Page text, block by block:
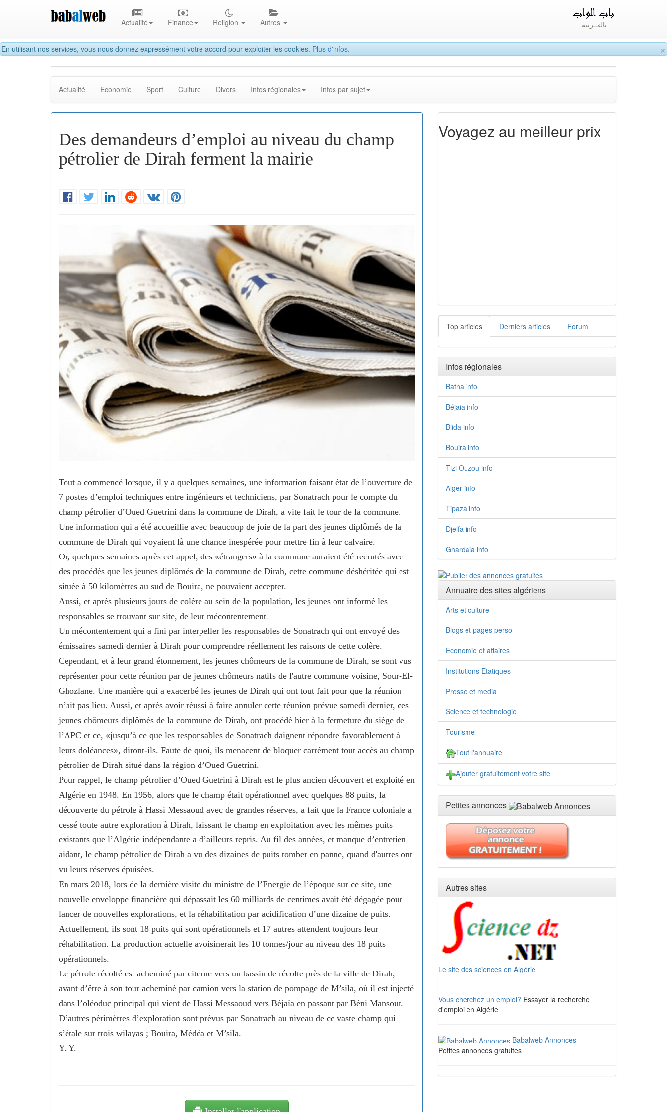
×
En utilisant nos services, vous nous donnez expressément votre accord pour exploiter les cookies. Plus d'infos.
Actualité Finance Religion Autres بالعــربية
Actualité Economie Sport Culture Divers Infos régionales Infos par sujet
Des demandeurs d’emploi au niveau du champ
pétrolier de Dirah ferment la mairie
Tout a commencé lorsque, il y a quelques semaines, une information faisant état de l’ouverture de
7 postes d’emploi techniques entre ingénieurs et techniciens, par Sonatrach pour le compte du
champ pétrolier d’Oued Guetrini dans la commune de Dirah, a vite fait le tour de la commune.
Une information qui a été accueillie avec beaucoup de joie de la part des jeunes diplômés de la
commune de Dirah qui voyaient là une chance inespérée pour mettre fin à leur calvaire.
Or, quelques semaines après cet appel, des «étrangers» à la commune auraient été recrutés avec
des procédés que les jeunes diplômés de la commune de Dirah, cette commune déshéritée qui est
située à 50 kilomètres au sud de Bouira, ne pouvaient accepter.
Aussi, et après plusieurs jours de colère au sein de la population, les jeunes ont informé les
responsables se trouvant sur site, de leur mécontentement.
Un mécontentement qui a fini par interpeller les responsables de Sonatrach qui ont envoyé des
émissaires samedi dernier à Dirah pour comprendre réellement les raisons de cette colère.
Cependant, et à leur grand étonnement, les jeunes chômeurs de la commune de Dirah, se sont vus
représenter pour cette réunion par de jeunes chômeurs natifs de l'autre commune voisine, Sour-El-
Ghozlane. Une manière qui a exacerbé les jeunes de Dirah qui ont tout fait pour que la réunion
n’ait pas lieu. Aussi, et après avoir réussi à faire annuler cette réunion prévue samedi dernier, ces
jeunes chômeurs diplômés de la commune de Dirah, ont procédé hier à la fermeture du siège de
l’APC et ce, «jusqu’à ce que les responsables de Sonatrach daignent répondre favorablement à
leurs doléances», diront-ils. Faute de quoi, ils menacent de bloquer carrément tout accès au champ
pétrolier de Dirah situé dans la région d’Oued Guetrini.
Pour rappel, le champ pétrolier d’Oued Guetrini à Dirah est le plus ancien découvert et exploité en
Algérie en 1948. En 1956, alors que le champ était opérationnel avec quelques 88 puits, la
découverte du pétrole à Hassi Messaoud avec de grandes réserves, a fait que la France coloniale a
cessé toute autre exploration à Dirah, laissant le champ en exploitation avec les mêmes puits
existants que l’Algérie indépendante a d’ailleurs repris. Au fil des années, et manque d’entretien
aidant, le champ pétrolier de Dirah a vu des dizaines de puits tomber en panne, quand d'autres ont
vu leurs réserves épuisées.
En mars 2018, lors de la dernière visite du ministre de l’Energie de l’époque sur ce site, une
nouvelle enveloppe financière qui dépassait les 60 milliards de centimes avait été dégagée pour
lancer de nouvelles explorations, et la réhabilitation par acidification d’une dizaine de puits.
Actuellement, ils sont 18 puits qui sont opérationnels et 17 autres attendent toujours leur
réhabilitation. La production actuelle avoisinerait les 10 tonnes/jour au niveau des 18 puits
opérationnels.
Le pétrole récolté est acheminé par citerne vers un bassin de récolte près de la ville de Dirah,
avant d’être à son tour acheminé par camion vers la station de pompage de M’sila, où il est injecté
dans l’oléoduc principal qui vient de Hassi Messaoud vers Béjaïa en passant par Béni Mansour.
D’autres périmètres d’exploration sont prévus par Sonatrach au niveau de ce vaste champ qui
s’étale sur trois wilayas ; Bouira, Médéa et M’sila.
Y. Y.
Voyagez au meilleur prix
Top articles Derniers articles Forum
Infos régionales
Batna info
Béjaia info
Blida info
Bouira info
Tizi Ouzou info
Alger info
Tipaza info
Djelfa info
Ghardaia info
Annuaire des sites algériens
Arts et culture
Blogs et pages perso
Economie et affaires
Institutions Etatiques
Presse et media
Science et technologie
Tourisme
Tout l'annuaire
Ajouter gratuitement votre site
Petites annonces
Autres sites
Le site des sciences en Algérie
Vous cherchez un emploi? Essayer la recherche
d'emploi en Algérie
Babalweb Annonces
Petites annonces gratuites